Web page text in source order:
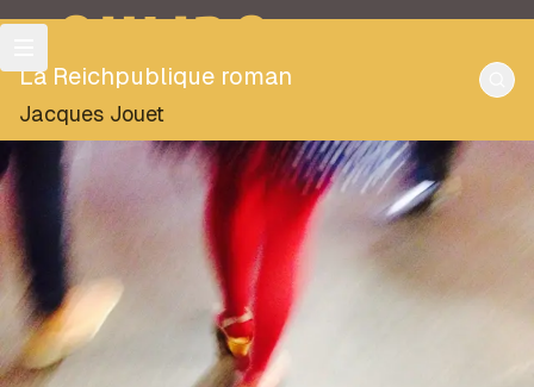
OULIPO
La Reichpublique roman
Jacques Jouet